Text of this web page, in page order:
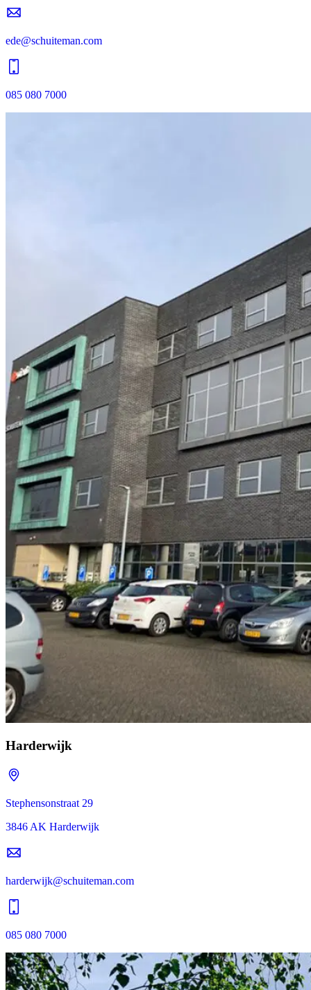
ede@schuiteman.com
085 080 7000
Harderwijk
Stephensonstraat 29
3846 AK Harderwijk
harderwijk@schuiteman.com
085 080 7000